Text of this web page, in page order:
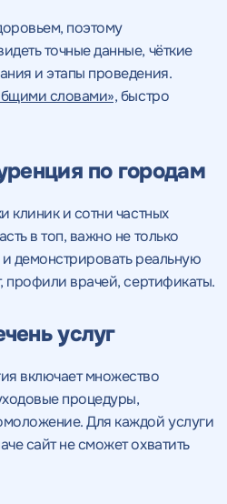
поэтому
точные данные, чёткие
и этапы проведения.
словами»,быстро
по городам
клиник и сотни частных
в топ, важно не только
и демонстрировать реальную
профили врачей, сертификаты.
услуг
включает множество
процедуры,
Для каждой услуги
сайт не сможет охватить